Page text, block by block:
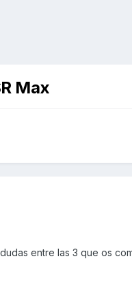
Max
entre las 3 que os